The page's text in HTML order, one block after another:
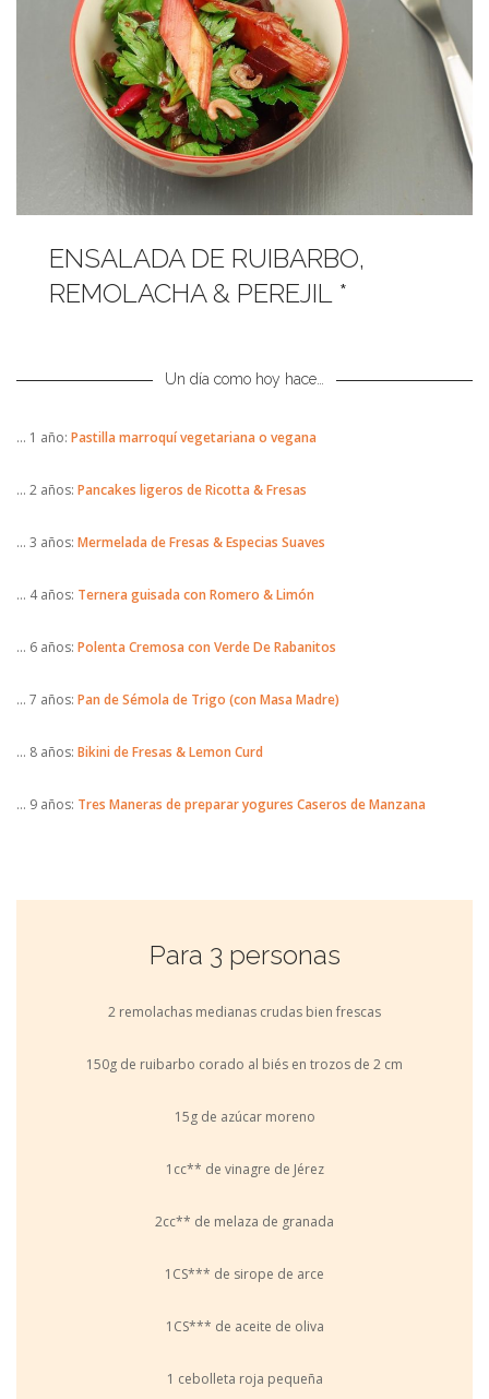
ENSALADA DE RUIBARBO,
REMOLACHA & PEREJIL *
Un día como hoy hace…
… 1 año: Pastilla marroquí vegetariana o vegana
… 2 años: Pancakes ligeros de Ricotta & Fresas
… 3 años: Mermelada de Fresas & Especias Suaves
… 4 años: Ternera guisada con Romero & Limón
… 6 años: Polenta Cremosa con Verde De Rabanitos
… 7 años: Pan de Sémola de Trigo (con Masa Madre)
… 8 años: Bikini de Fresas & Lemon Curd
… 9 años: Tres Maneras de preparar yogures Caseros de Manzana
Para 3 personas
2 remolachas medianas crudas bien frescas
150g de ruibarbo corado al biés en trozos de 2 cm
15g de azúcar moreno
1cc** de vinagre de Jérez
2cc** de melaza de granada
1CS*** de sirope de arce
1CS*** de aceite de oliva
1 cebolleta roja pequeña